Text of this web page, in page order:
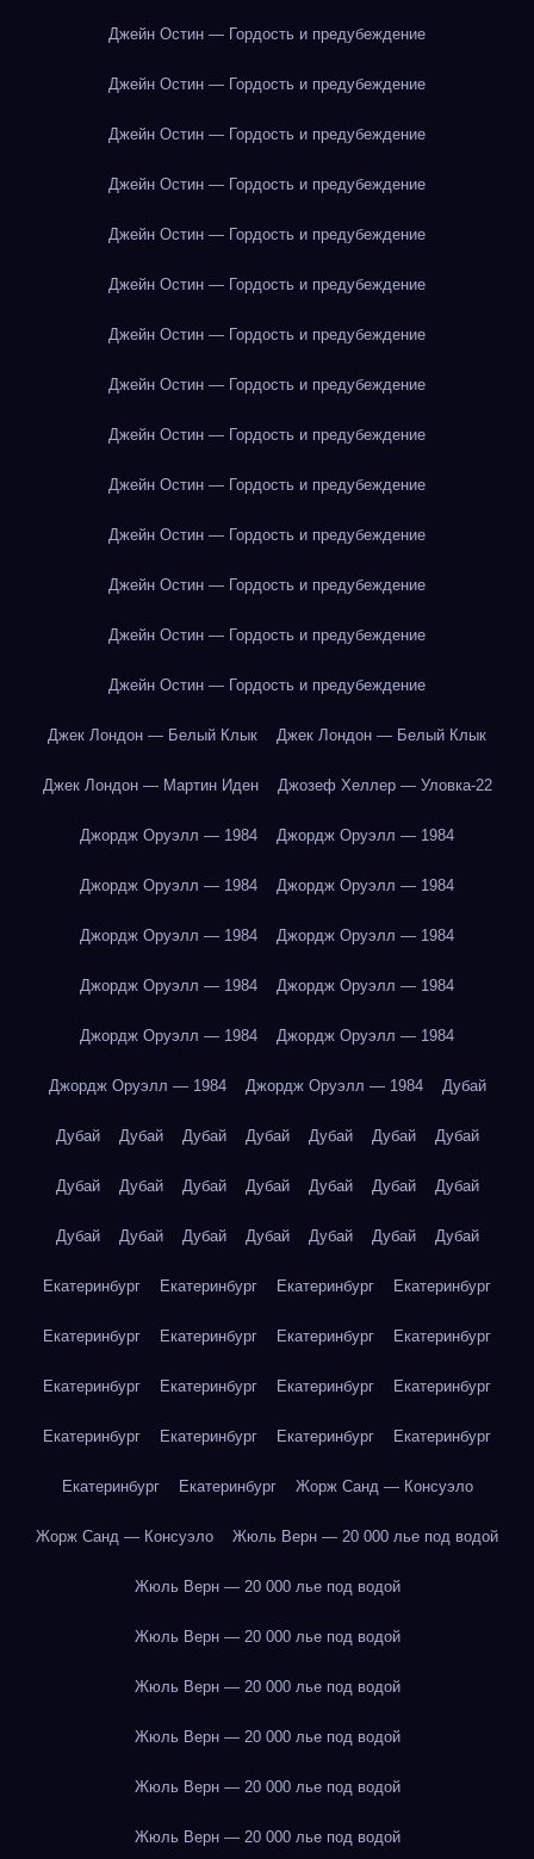
Джейн Остин — Гордость и предубеждение
Джейн Остин — Гордость и предубеждение
Джейн Остин — Гордость и предубеждение
Джейн Остин — Гордость и предубеждение
Джейн Остин — Гордость и предубеждение
Джейн Остин — Гордость и предубеждение
Джейн Остин — Гордость и предубеждение
Джейн Остин — Гордость и предубеждение
Джейн Остин — Гордость и предубеждение
Джейн Остин — Гордость и предубеждение
Джейн Остин — Гордость и предубеждение
Джейн Остин — Гордость и предубеждение
Джейн Остин — Гордость и предубеждение
Джейн Остин — Гордость и предубеждение
Джек Лондон — Белый Клык Джек Лондон — Белый Клык
Джек Лондон — Мартин Иден Джозеф Хеллер — Уловка-22
Джордж Оруэлл — 1984 Джордж Оруэлл — 1984
Джордж Оруэлл — 1984 Джордж Оруэлл — 1984
Джордж Оруэлл — 1984 Джордж Оруэлл — 1984
Джордж Оруэлл — 1984 Джордж Оруэлл — 1984
Джордж Оруэлл — 1984 Джордж Оруэлл — 1984
Джордж Оруэлл — 1984 Джордж Оруэлл — 1984 Дубай
Дубай Дубай Дубай Дубай Дубай Дубай Дубай
Дубай Дубай Дубай Дубай Дубай Дубай Дубай
Дубай Дубай Дубай Дубай Дубай Дубай Дубай
Екатеринбург Екатеринбург Екатеринбург Екатеринбург
Екатеринбург Екатеринбург Екатеринбург Екатеринбург
Екатеринбург Екатеринбург Екатеринбург Екатеринбург
Екатеринбург Екатеринбург Екатеринбург Екатеринбург
Екатеринбург Екатеринбург Жорж Санд — Консуэло
Жорж Санд — Консуэло Жюль Верн — 20 000 лье под водой
Жюль Верн — 20 000 лье под водой
Жюль Верн — 20 000 лье под водой
Жюль Верн — 20 000 лье под водой
Жюль Верн — 20 000 лье под водой
Жюль Верн — 20 000 лье под водой
Жюль Верн — 20 000 лье под водой